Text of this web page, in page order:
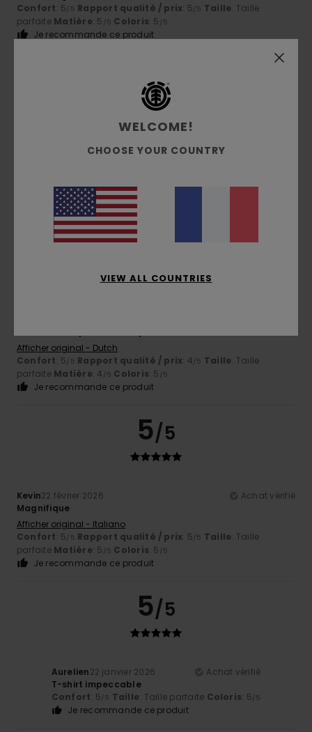
Confort: 5/5 Rapport qualité / prix: 5/5 Taille: Taille
parfaite Matière: 5 /5 Coloris: 5 /5
Je recommande ce produit
4/5
Confort: 4/5 Rapport qualité / prix: 4/5 Taille: Grand
: 4/5 Coloris: 4/5
Je recommande ce produit
5
Afficher original - Dutch
Confort: 5/5 Rapport qualité / prix: 4/5 Taille: Taille
parfaite Matière: 4 /5 Coloris: 5 /5
Je recommande ce produit
5/5
Kevin22 février 2026
Achat vérifié
Magnifique
Afficher original - Italiano
Confort: 5/5 Rapport qualité / prix: 5/5 Taille: Taille
parfaite Matière: 5 /5 Coloris: 5 /5
Je recommande ce produit
5/5
Aurelien22 janvier 2026
Achat vérifié
T-shirt impeccable
Confort: 5/5 Taille: Taille parfaite Coloris: 5/5
Je recommande ce produit
WELCOME!
CHOOSE YOUR COUNTRY
VIEW ALL COUNTRIES